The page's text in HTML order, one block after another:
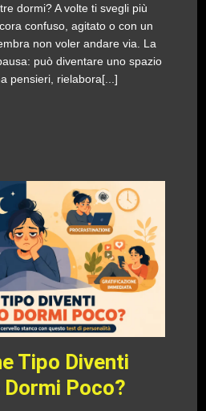
dormi? A volte ti svegli più
confuso, agitato o con un
non voler andare via. La
può diventare uno spazio
pensieri, rielabora[...]
Tipo Diventi
Dormi Poco?